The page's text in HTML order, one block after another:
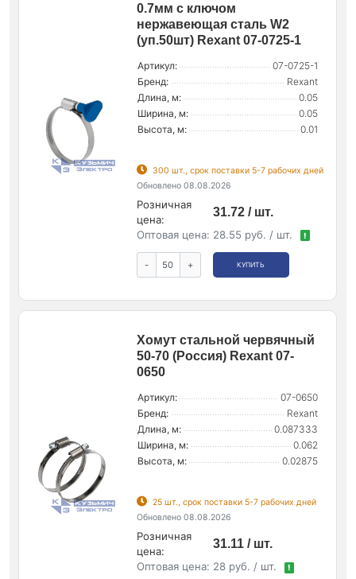
0.7мм с ключом
нержавеющая сталь W2
(уп.50шт) Rexant 07-0725-1
Артикул:
07-0725-1
Бренд:
Rexant
Длина, м:
0.05
Ширина, м:
0.05
Высота, м:
0.01
300 шт., срок поставки 5-7 рабочих дней
Обновлено 08.08.2026
Розничная
цена:
31.72 / шт.
Оптовая цена: 28.55 руб. / шт. !
- + КУПИТЬ
Хомут стальной червячный
50-70 (Россия) Rexant 07-
0650
Артикул:
07-0650
Бренд:
Rexant
Длина, м:
0.087333
Ширина, м:
0.062
Высота, м:
0.02875
25 шт., срок поставки 5-7 рабочих дней
Обновлено 08.08.2026
Розничная
цена:
31.11 / шт.
Оптовая цена: 28 руб. / шт. !